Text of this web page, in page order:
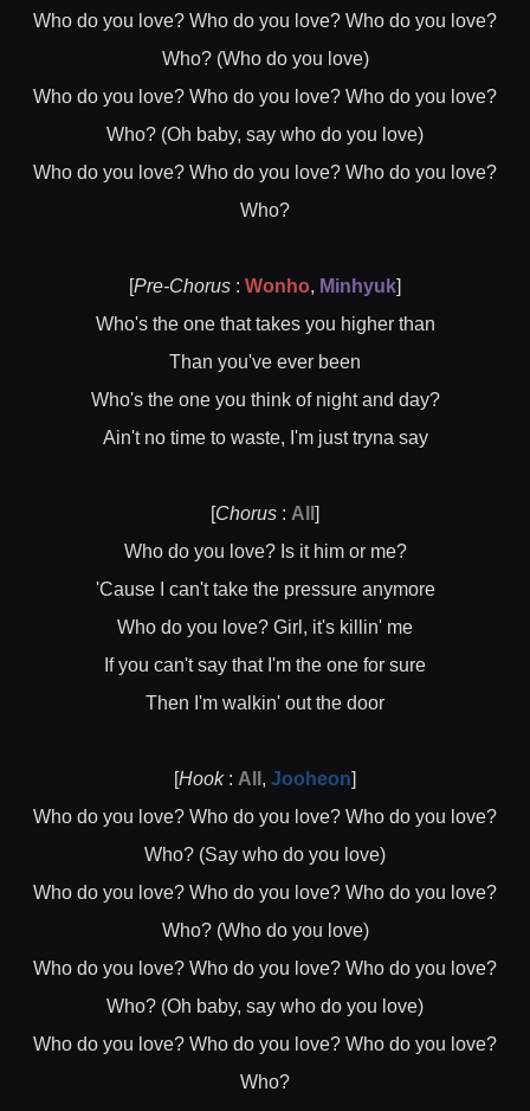
Who do you love? Who do you love? Who do you love?
Who? (Who do you love)
Who do you love? Who do you love? Who do you love?
Who? (Oh baby, say who do you love)
Who do you love? Who do you love? Who do you love?
Who?
[Pre-Chorus : Wonho, Minhyuk]
Who's the one that takes you higher than
Than you've ever been
Who's the one you think of night and day?
Ain't no time to waste, I'm just tryna say
[Chorus : All ]
Who do you love? Is it him or me?
'Cause I can't take the pressure anymore
Who do you love? Girl, it's killin' me
If you can't say that I'm the one for sure
Then I'm walkin' out the door
[Hook: All , Jooheon]
Who do you love? Who do you love? Who do you love?
Who? (Say who do you love)
Who do you love? Who do you love? Who do you love?
Who? (Who do you love)
Who do you love? Who do you love? Who do you love?
Who? (Oh baby, say who do you love)
Who do you love? Who do you love? Who do you love?
Who?